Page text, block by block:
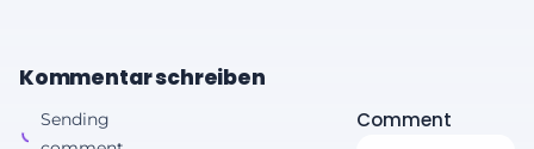
Kommentar schreiben
Sending
Comment